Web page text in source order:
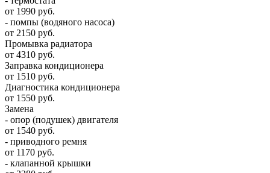
от 1990 руб.
- помпы (водяного насоса)
от 2150 руб.
Промывка радиатора
от 4310 руб.
Заправка кондиционера
от 1510 руб.
Диагностика кондиционера
от 1550 руб.
Замена
- опор (подушек) двигателя
от 1540 руб.
- приводного ремня
от 1170 руб.
- клапанной крышки